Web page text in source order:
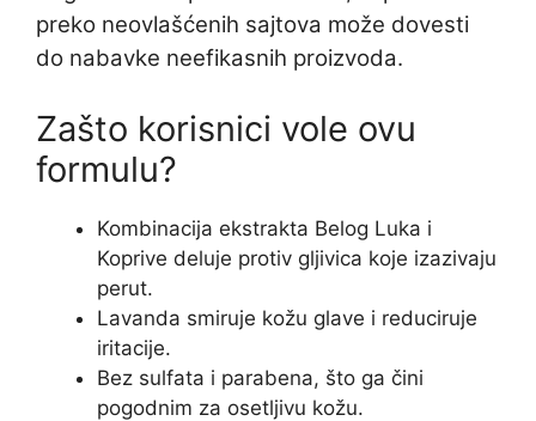
preko neovlašćenih sajtova može dovesti
do nabavke neefikasnih proizvoda.
Zašto korisnici vole ovu
formulu?
Kombinacija ekstrakta Belog Luka i
Koprive deluje protiv gljivica koje izazivaju
perut.
Lavanda smiruje kožu glave i reduciruje
iritacije.
Bez sulfata i parabena, što ga čini
pogodnim za osetljivu kožu.